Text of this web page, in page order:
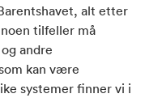
alt etter
tilfeller må
andre
kan være
systemer finner vi i